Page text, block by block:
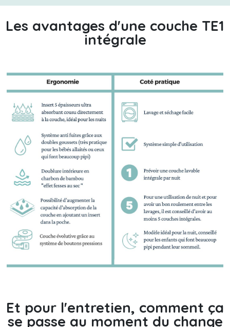
Les avantages d'une couche TE1
intégrale
Et pour l'entretien, comment ça
se passe au moment du change